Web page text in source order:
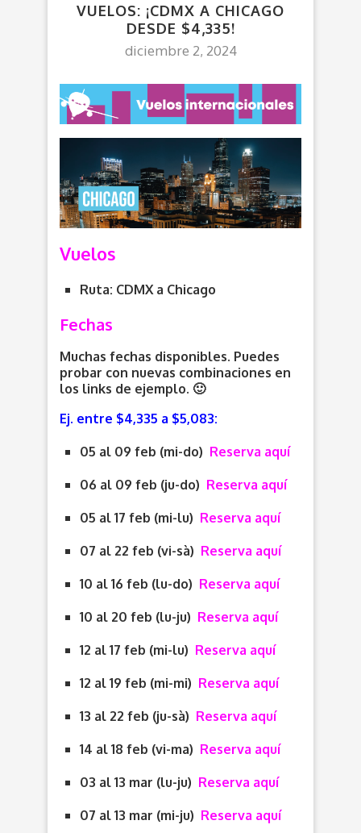
VUELOS: ¡CDMX A CHICAGO
DESDE $4,335!
diciembre 2, 2024
Vuelos
Ruta: CDMX a Chicago
Fechas
Muchas fechas disponibles. Puedes
probar con nuevas combinaciones en
los links de ejemplo. 🙂
Ej. entre $4,335 a $5,083:
05 al 09 feb (mi-do) Reserva aquí
06 al 09 feb (ju-do) Reserva aquí
05 al 17 feb (mi-lu) Reserva aquí
07 al 22 feb (vi-sà) Reserva aquí
10 al 16 feb (lu-do) Reserva aquí
10 al 20 feb (lu-ju) Reserva aquí
12 al 17 feb (mi-lu) Reserva aquí
12 al 19 feb (mi-mi) Reserva aquí
13 al 22 feb (ju-sà) Reserva aquí
14 al 18 feb (vi-ma) Reserva aquí
03 al 13 mar (lu-ju) Reserva aquí
07 al 13 mar (mi-ju) Reserva aquí